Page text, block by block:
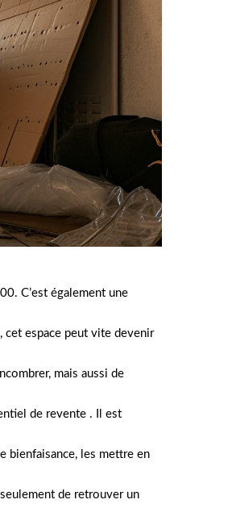
C’est également une
cet espace peut vite devenir
mais aussi de
de revente . Il est
bienfaisance, les mettre en
de retrouver un